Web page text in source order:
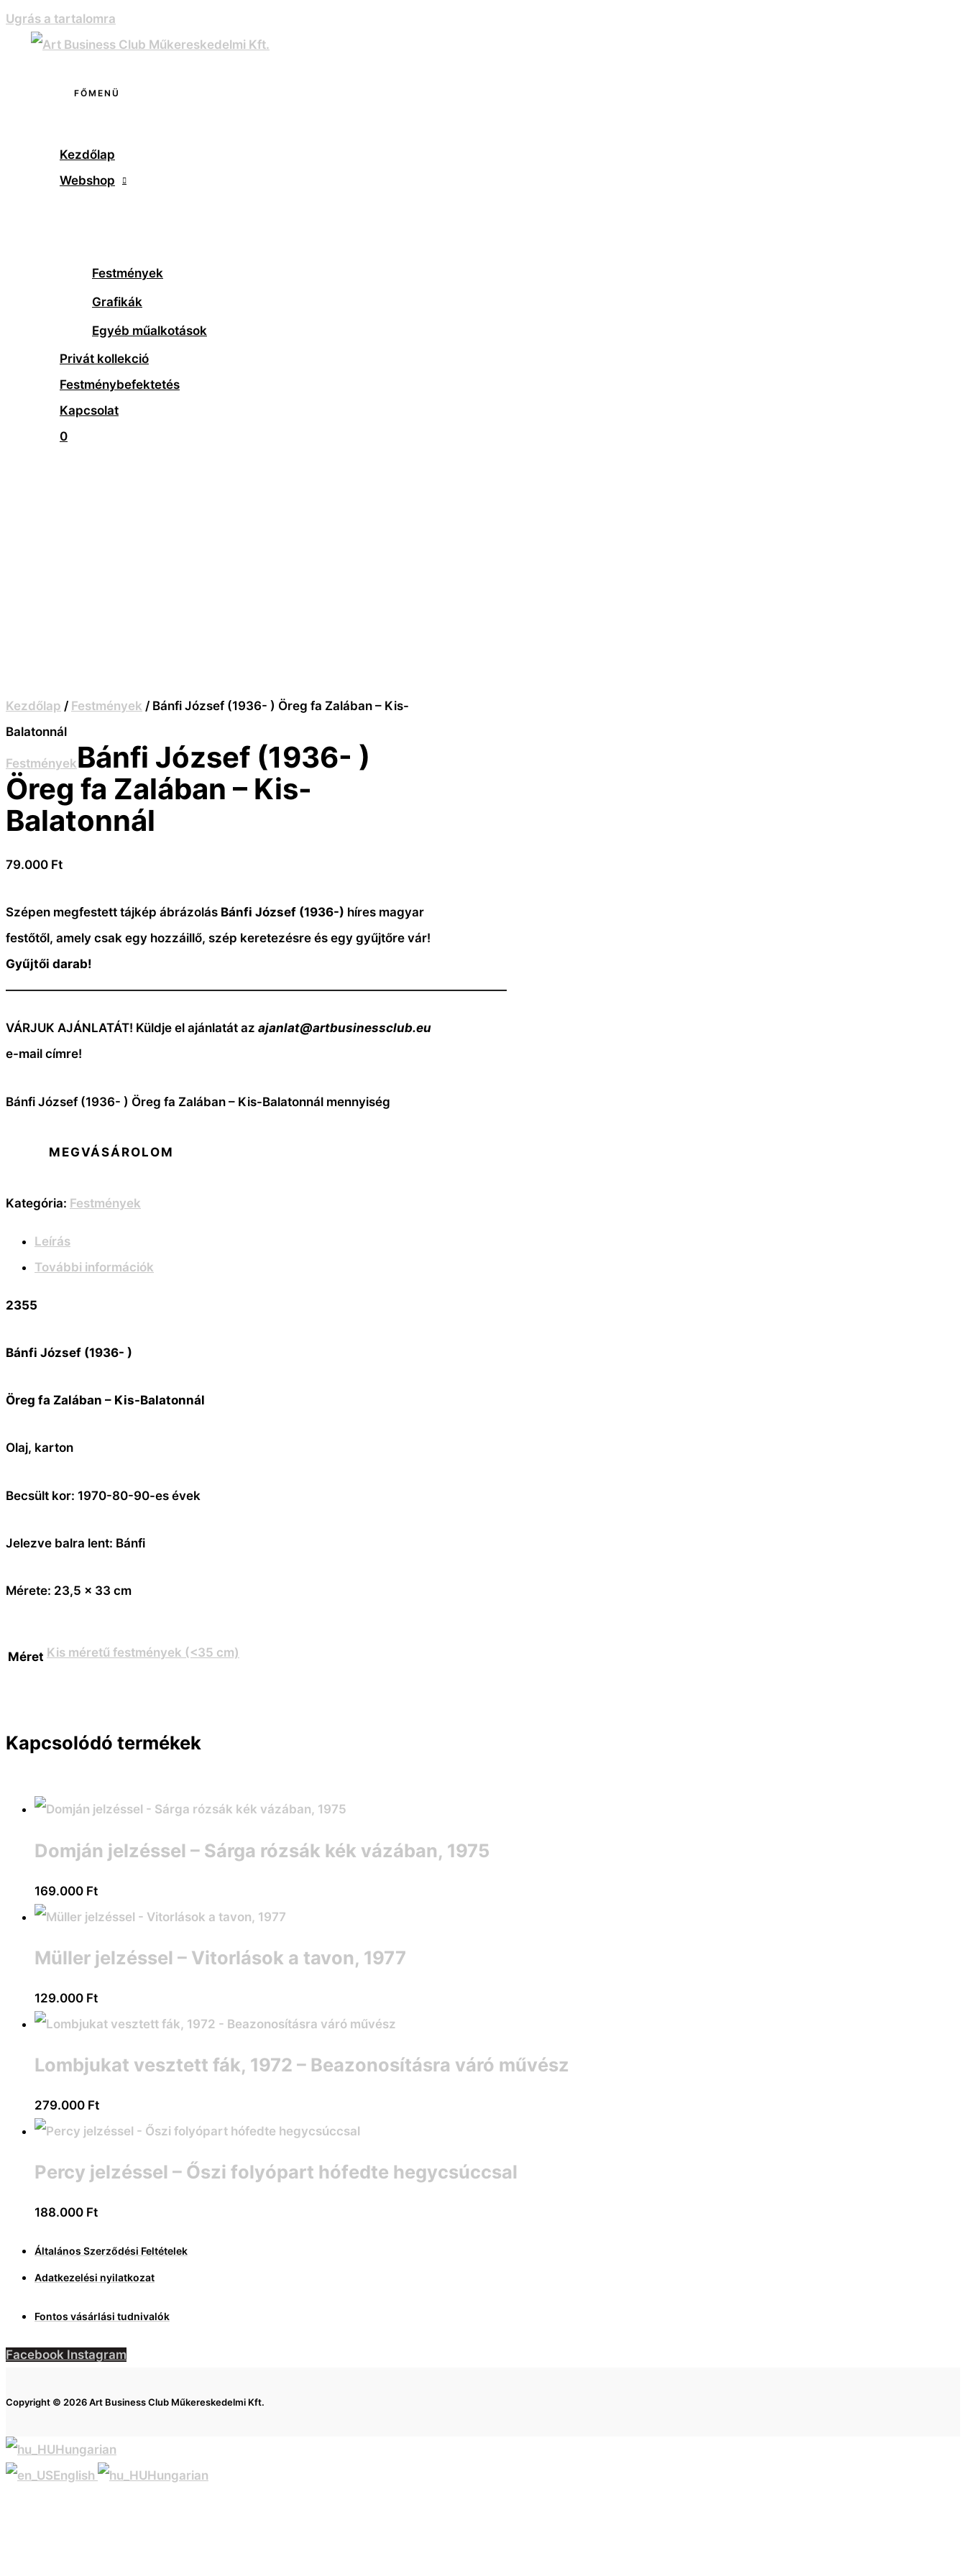
Ugrás a tartalomra
FŐMENÜ
Kezdőlap
Webshop
Festmények
Grafikák
Egyéb műalkotások
Privát kollekció
Festménybefektetés
Kapcsolat
0
Kezdőlap / Festmények / Bánfi József (1936- ) Öreg fa Zalában – Kis-
Balatonnál
FestményekBánfi József (1936- )
Öreg fa Zalában – Kis-
Balatonnál
79.000 Ft
Szépen megfestett tájkép ábrázolás Bánfi József (1936-) híres magyar
festőtől, amely csak egy hozzáillő, szép keretezésre és egy gyűjtőre vár!
Gyűjtői darab!
—————————————————————————————————————————
VÁRJUK AJÁNLATÁT! Küldje el ajánlatát az ajanlat@artbusinessclub.eu
e-mail címre!
Bánfi József (1936- ) Öreg fa Zalában – Kis-Balatonnál mennyiség
MEGVÁSÁROLOM
Kategória: Festmények
Leírás
További információk
2355
Bánfi József (1936- )
Öreg fa Zalában – Kis-Balatonnál
Olaj, karton
Becsült kor: 1970-80-90-es évek
Jelezve balra lent: Bánfi
Mérete: 23,5 x 33 cm
Méret Kis méretű festmények (<35 cm)
Kapcsolódó termékek
Domján jelzéssel – Sárga rózsák kék vázában, 1975
169.000 Ft
Müller jelzéssel – Vitorlások a tavon, 1977
129.000 Ft
Lombjukat vesztett fák, 1972 – Beazonosításra váró művész
279.000 Ft
Percy jelzéssel – Őszi folyópart hófedte hegycsúccsal
188.000 Ft
Általános Szerződési Feltételek
Adatkezelési nyilatkozat
Fontos vásárlási tudnivalók
Facebook Instagram
Copyright © 2026 Art Business Club Műkereskedelmi Kft.
Hungarian
English
Hungarian